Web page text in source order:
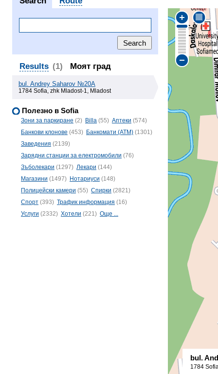
Results (1) Моят град
bul. Andrey Saharov №20A
1784 Sofia, zhk Mladost-1, Mladost
Полезно в Sofia
Зони за паркиране (2) Billa (55) Аптеки (574)
Банкови клонове (453) Банкомати (ATM) (1301)
Заведения (2139)
Зарядни станции за електромобили (76)
Зъболекари (1297) Лекари (144)
Магазини (1497) Нотариуси (148)
Полицейски камери (55) Спирки (2821)
Спорт (393) Трафик информация (16)
Услуги (2332) Хотели (221) Още ...
bul.
1784